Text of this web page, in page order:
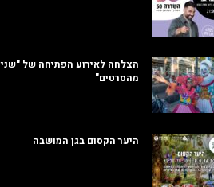
הצלחה לאירוע הפתיחה של "שני
מהסרטים"
היער הקסום בגן המושבה